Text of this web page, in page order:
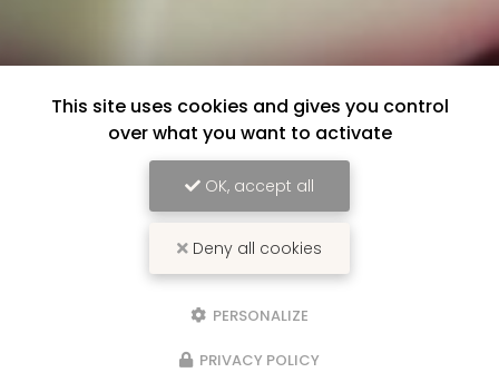
This site uses cookies and gives you control
over what you want to activate
OK, accept all
Deny all cookies
PERSONALIZE
PRIVACY POLICY